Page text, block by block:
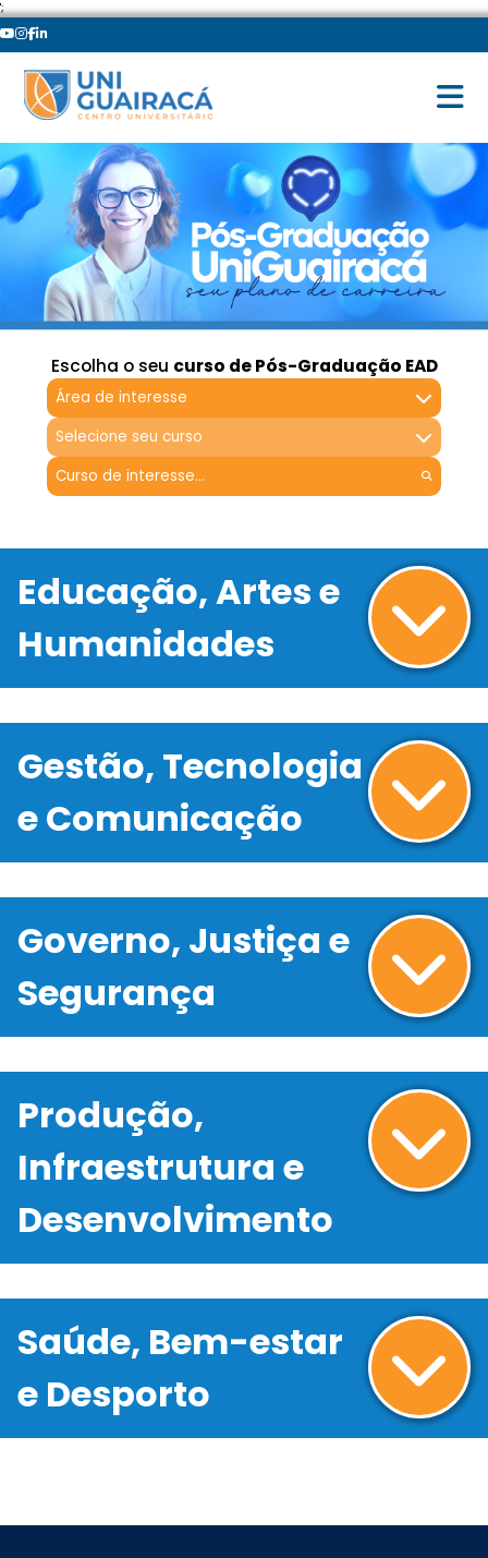
';
Escolha o seu curso de Pós-Graduação EAD
Área de interesse
Selecione seu curso
Educação, Artes e
Humanidades
Gestão, Tecnologia
e Comunicação
Governo, Justiça e
Segurança
Produção,
Infraestrutura e
Desenvolvimento
Saúde, Bem-estar
e Desporto